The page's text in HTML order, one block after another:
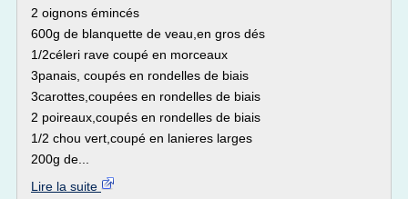
2 oignons émincés
600g de blanquette de veau,en gros dés
1/2céleri rave coupé en morceaux
3panais, coupés en rondelles de biais
3carottes,coupées en rondelles de biais
2 poireaux,coupés en rondelles de biais
1/2 chou vert,coupé en lanieres larges
200g de...
Lire la suite